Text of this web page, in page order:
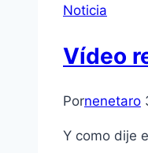
Noticia
Vídeo
Pornenetaro
Y como dije